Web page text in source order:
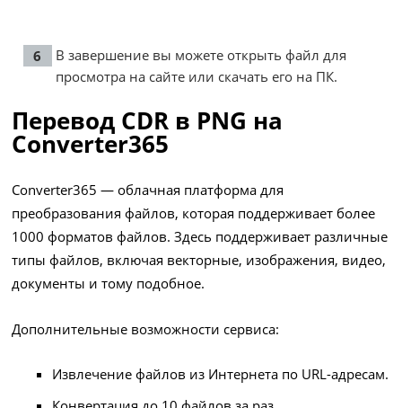
В завершение вы можете открыть файл для
просмотра на сайте или скачать его на ПК.
Перевод CDR в PNG на
Converter365
Converter365 — облачная платформа для
преобразования файлов, которая поддерживает более
1000 форматов файлов. Здесь поддерживает различные
типы файлов, включая векторные, изображения, видео,
документы и тому подобное.
Дополнительные возможности сервиса:
Извлечение файлов из Интернета по URL-адресам.